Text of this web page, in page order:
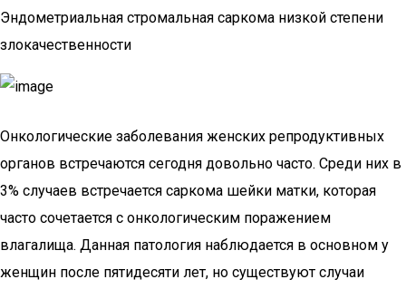
Эндометриальная стромальная саркома низкой степени
злокачественности
Онкологические заболевания женских репродуктивных
органов встречаются сегодня довольно часто. Среди них в
3% случаев встречается саркома шейки матки, которая
часто сочетается с онкологическим поражением
влагалища. Данная патология наблюдается в основном у
женщин после пятидесяти лет, но существуют случаи